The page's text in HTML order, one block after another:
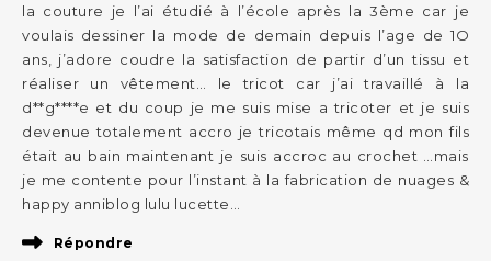
la couture je l’ai étudié à l’école après la 3ème car je
voulais dessiner la mode de demain depuis l’age de 1O
ans, j’adore coudre la satisfaction de partir d’un tissu et
réaliser un vêtement… le tricot car j’ai travaillé à la
d**g****e et du coup je me suis mise a tricoter et je suis
devenue totalement accro je tricotais même qd mon fils
était au bain maintenant je suis accroc au crochet …mais
je me contente pour l’instant à la fabrication de nuages &
happy anniblog lulu lucette…
Répondre